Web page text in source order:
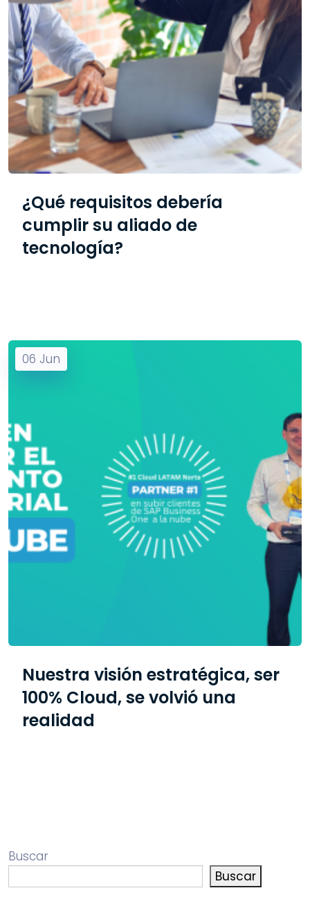
¿Qué requisitos debería
cumplir su aliado de
tecnología?
06 Jun
Nuestra visión estratégica, ser
100% Cloud, se volvió una
realidad
Buscar
Buscar